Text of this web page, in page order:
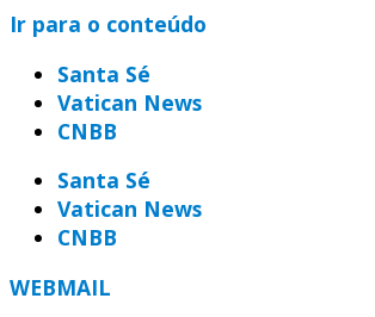
Ir para o conteúdo
Santa Sé
Vatican News
CNBB
Santa Sé
Vatican News
CNBB
WEBMAIL